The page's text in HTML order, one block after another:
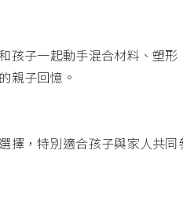
孩子一起動手混合材料、塑
親子回憶。
擇，特別適合孩子與家人共